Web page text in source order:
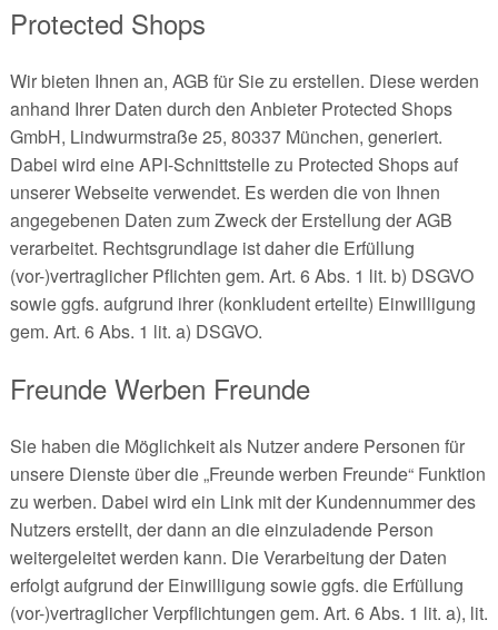
Protected Shops
Wir bieten Ihnen an, AGB für Sie zu erstellen. Diese werden
anhand Ihrer Daten durch den Anbieter Protected Shops
GmbH, Lindwurmstraße 25, 80337 München, generiert.
Dabei wird eine API-Schnittstelle zu Protected Shops auf
unserer Webseite verwendet. Es werden die von Ihnen
angegebenen Daten zum Zweck der Erstellung der AGB
verarbeitet. Rechtsgrundlage ist daher die Erfüllung
(vor-)vertraglicher Pflichten gem. Art. 6 Abs. 1 lit. b) DSGVO
sowie ggfs. aufgrund ihrer (konkludent erteilte) Einwilligung
gem. Art. 6 Abs. 1 lit. a) DSGVO.
Freunde Werben Freunde
Sie haben die Möglichkeit als Nutzer andere Personen für
unsere Dienste über die „Freunde werben Freunde“ Funktion
zu werben. Dabei wird ein Link mit der Kundennummer des
Nutzers erstellt, der dann an die einzuladende Person
weitergeleitet werden kann. Die Verarbeitung der Daten
erfolgt aufgrund der Einwilligung sowie ggfs. die Erfüllung
(vor-)vertraglicher Verpflichtungen gem. Art. 6 Abs. 1 lit. a), lit.